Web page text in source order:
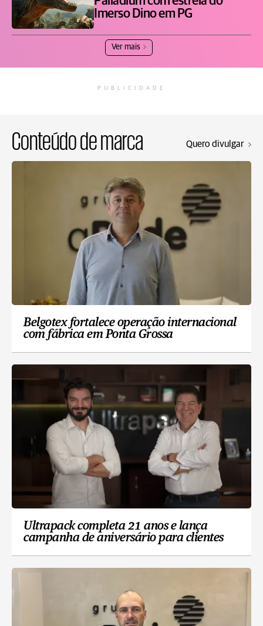
Imerso Dino em PG
Ver mais
PUBLICIDADE
Conteúdo de marca Quero divulgar
Belgotex fortalece operação internacional
com fábrica em Ponta Grossa
Ultrapack completa 21 anos e lança
campanha de aniversário para clientes